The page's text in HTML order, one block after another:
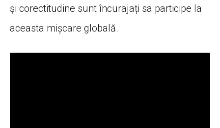
și corectitudine sunt încurajați sa participe la
aceasta mișcare globală.